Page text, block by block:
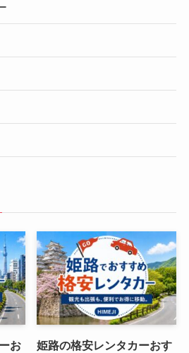
お
姫路の格安レンタカーおす